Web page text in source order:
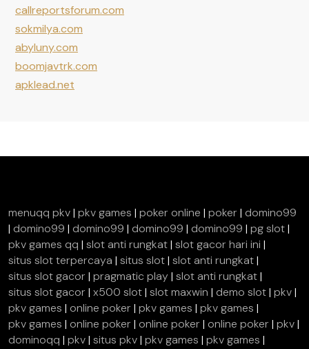
callreportsforum.com
sokmilya.com
abyluny.com
boomjavtrk.com
apklead.net
menuqq pkv| pkv games | poker online | poker | domino99
| domino99 | domino99 | domino99 | domino99 | pg slot|
pkv games qq | slot anti rungkat| slot gacor hari ini |
situs slot terpercaya | situs slot| slot anti rungkat|
situs slot gacor | pragmatic play| slot anti rungkat|
situs slot gacor | x500 slot| slot maxwin | demo slot| pkv|
pkv games | online poker | pkv games | pkv games |
pkv games | online poker | online poker | online poker | pkv|
dominoqq | pkv| situs pkv| pkv games | pkv games |